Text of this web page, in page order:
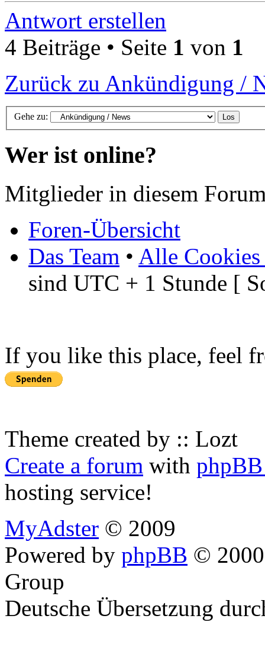
Antwort erstellen
4 Beiträge • Seite 1 von 1
Zurück zu Ankündigung /
Gehe zu:
Wer ist online?
Mitglieder in diesem
Foren-Übersicht
Das Team • Alle Cookies
sind UTC + 1 Stunde [
If you like this place, feel
Theme created by :: Lozt
Create a forum with
hosting service!
MyAdster © 2009
Powered by phpBB ©
Group
Deutsche Übersetzung